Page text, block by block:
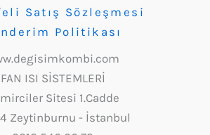
Satış Sözleşmesi
Politikası
FAN ISI SİSTEMLERİ
Sitesi 1.Cadde
Zeytinburnu - İstanbul